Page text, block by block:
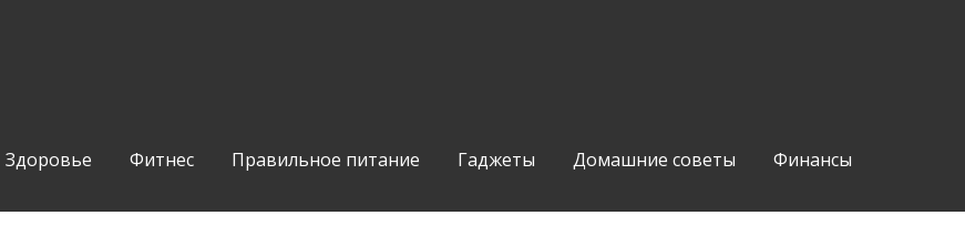
Здоровье Фитнес Правильное питание Гаджеты Домашние советы Финансы